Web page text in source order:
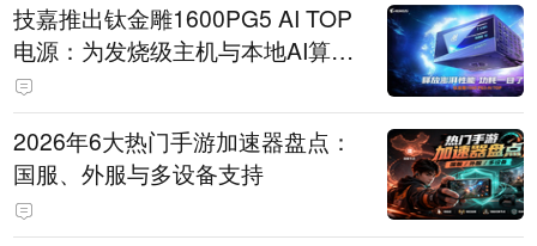
技嘉推出钛金雕1600PG5 AI TOP
电源：为发烧级主机与本地AI算力
打造旗舰供电方案
2026年6大热门手游加速器盘点：
国服、外服与多设备支持